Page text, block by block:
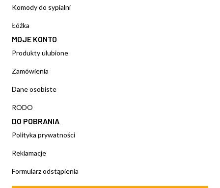
Komody do sypialni
Łóżka
MOJE KONTO
Produkty ulubione
Zamówienia
Dane osobiste
RODO
DO POBRANIA
Polityka prywatności
Reklamacje
Formularz odstąpienia